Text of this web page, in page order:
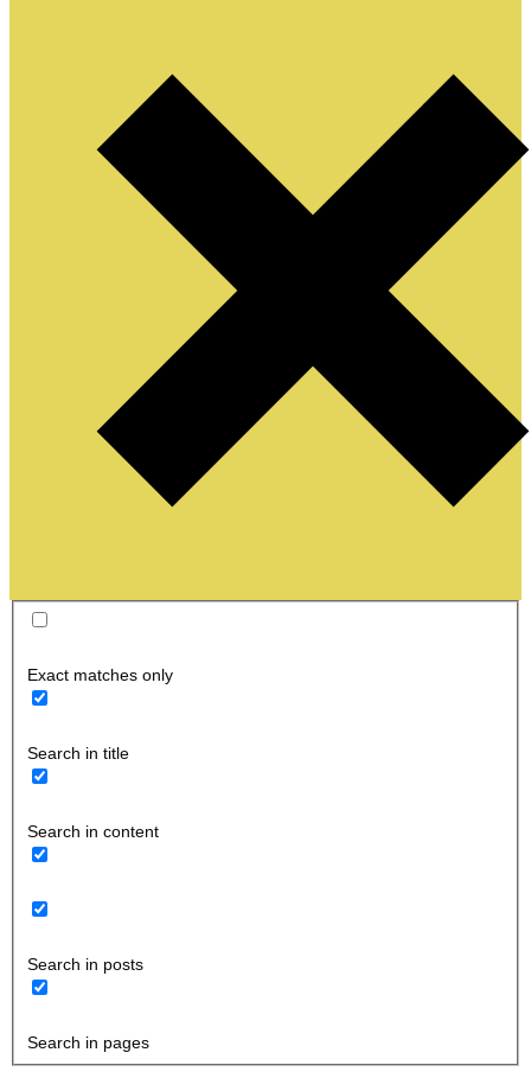
Exact matches only
Search in title
Search in content
Search in posts
Search in pages